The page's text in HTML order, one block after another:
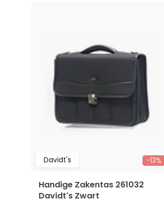
-13%
Davidt's
Handige Zakentas 261032
Davidt's Zwart